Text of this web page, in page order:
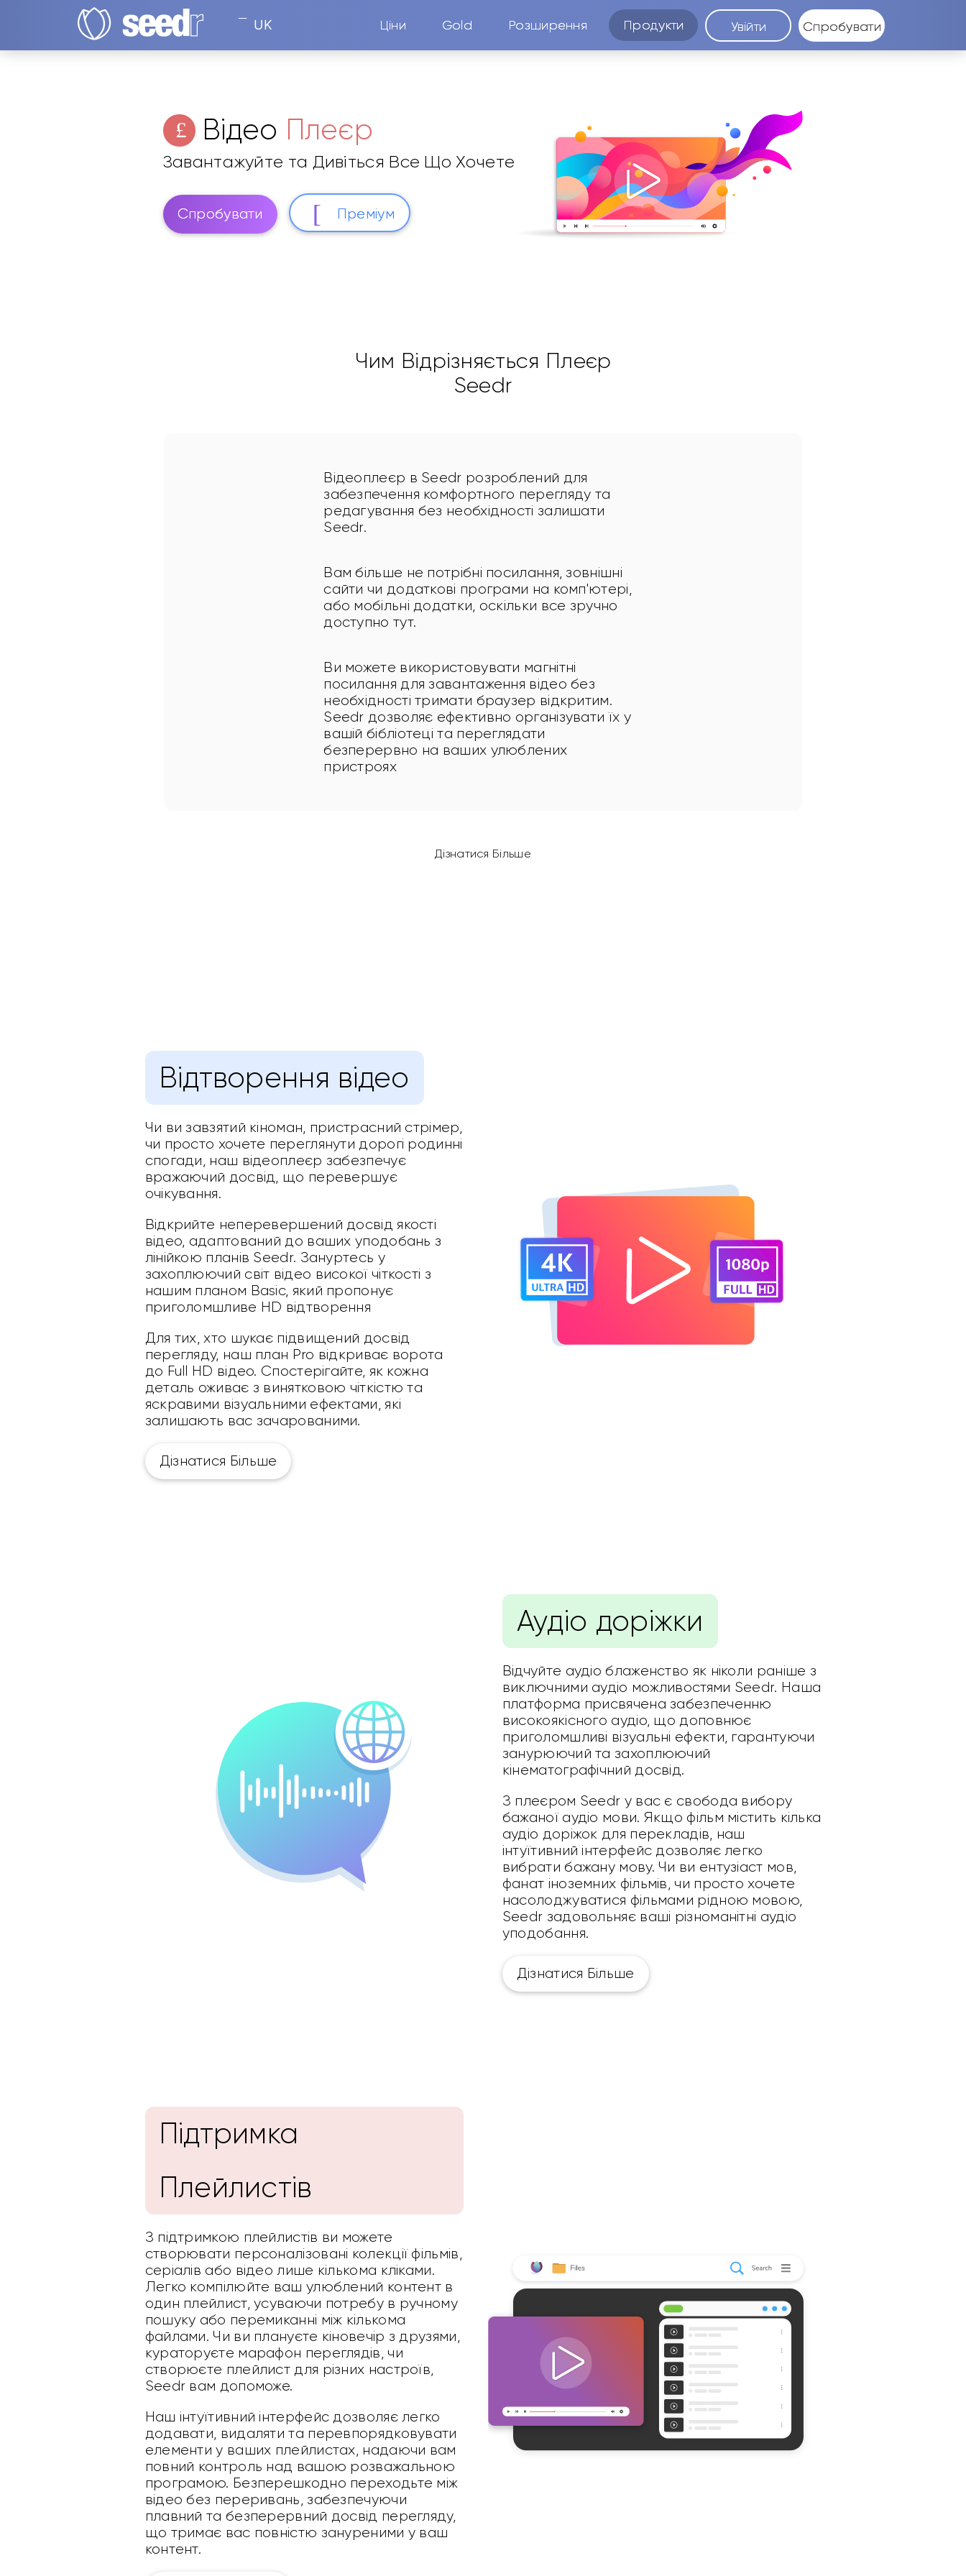
UK Ціни Gold Розширення Продукти Увійти Спробувати
Відео Плеєр
Завантажуйте та Дивіться Все Що Хочете
Спробувати Преміум
Чим Відрізняється Плеєр
Seedr
Відеоплеєр в Seedr розроблений для
забезпечення комфортного перегляду та
редагування без необхідності залишати
Seedr.
Вам більше не потрібні посилання, зовнішні
сайти чи додаткові програми на комп'ютері,
або мобільні додатки, оскільки все зручно
доступно тут.
Ви можете використовувати магнітні
посилання для завантаження відео без
необхідності тримати браузер відкритим.
Seedr дозволяє ефективно організувати їх у
вашій бібліотеці та переглядати
безперервно на ваших улюблених
пристроях
Дізнатися Більше
Відтворення відео
Чи ви завзятий кіноман, пристрасний стрімер,
чи просто хочете переглянути дорогі родинні
спогади, наш відеоплеєр забезпечує
вражаючий досвід, що перевершує
очікування.
Відкрийте неперевершений досвід якості
відео, адаптований до ваших уподобань з
лінійкою планів Seedr. Зануртесь у
захоплюючий світ відео високої чіткості з
нашим планом Basic, який пропонує
приголомшливе HD відтворення
Для тих, хто шукає підвищений досвід
перегляду, наш план Pro відкриває ворота
до Full HD відео. Спостерігайте, як кожна
деталь оживає з винятковою чіткістю та
яскравими візуальними ефектами, які
залишають вас зачарованими.
Дізнатися Більше
Аудіо доріжки
Відчуйте аудіо блаженство як ніколи раніше з
виключними аудіо можливостями Seedr. Наша
платформа присвячена забезпеченню
високоякісного аудіо, що доповнює
приголомшливі візуальні ефекти, гарантуючи
занурюючий та захоплюючий
кінематографічний досвід.
З плеєром Seedr у вас є свобода вибору
бажаної аудіо мови. Якщо фільм містить кілька
аудіо доріжок для перекладів, наш
інтуїтивний інтерфейс дозволяє легко
вибрати бажану мову. Чи ви ентузіаст мов,
фанат іноземних фільмів, чи просто хочете
насолоджуватися фільмами рідною мовою,
Seedr задовольняє ваші різноманітні аудіо
уподобання.
Дізнатися Більше
Підтримка
Плейлистів
З підтримкою плейлистів ви можете
створювати персоналізовані колекції фільмів,
серіалів або відео лише кількома кліками.
Легко компілюйте ваш улюблений контент в
один плейлист, усуваючи потребу в ручному
пошуку або перемиканні між кількома
файлами. Чи ви плануєте кіновечір з друзями,
кураторуєте марафон переглядів, чи
створюєте плейлист для різних настроїв,
Seedr вам допоможе.
Наш інтуїтивний інтерфейс дозволяє легко
додавати, видаляти та перевпорядковувати
елементи у ваших плейлистах, надаючи вам
повний контроль над вашою розважальною
програмою. Безперешкодно переходьте між
відео без переривань, забезпечуючи
плавний та безперервний досвід перегляду,
що тримає вас повністю зануреними у ваш
контент.